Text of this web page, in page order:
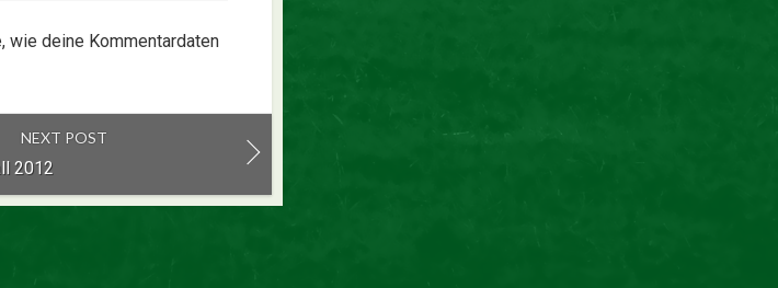
wie deine Kommentardaten
NEXT POST
2012